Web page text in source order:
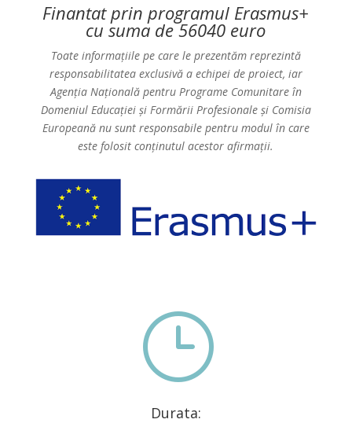
Finantat prin programul Erasmus+
cu suma de 56040 euro
Toate informațiile pe care le prezentăm reprezintă
responsabilitatea exclusivă a echipei de proiect, iar
Agenția Națională pentru Programe Comunitare în
Domeniul Educației și Formării Profesionale și Comisia
Europeană nu sunt responsabile pentru modul în care
este folosit conținutul acestor afirmații.
}
Durata: